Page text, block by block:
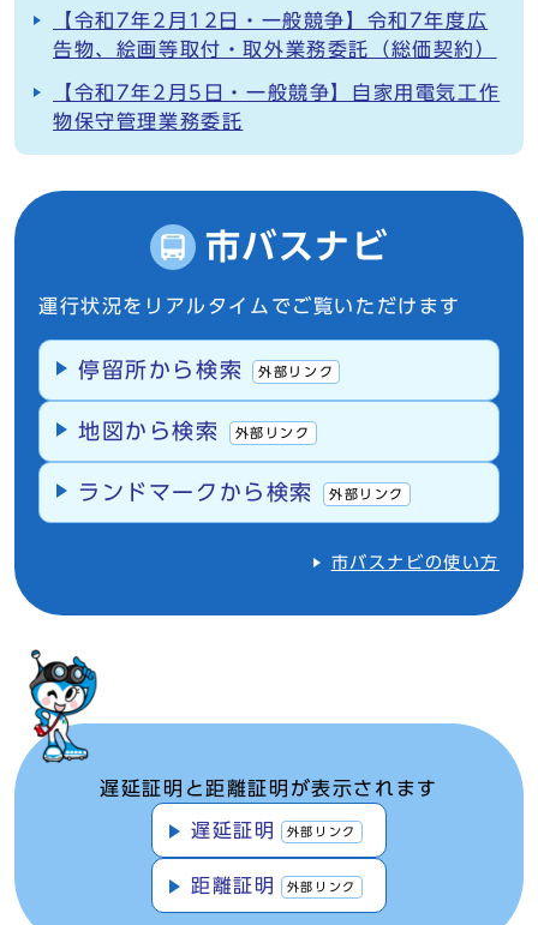
【令和7年2月12日・一般競争】令和7年度広
告物、絵画等取付・取外業務委託（総価契約）
【令和7年2月5日・一般競争】自家用電気工作
物保守管理業務委託
市バスナビ
運行状況をリアルタイムでご覧いただけます
停留所から検索 外部リンク
地図から検索 外部リンク
ランドマークから検索 外部リンク
市バスナビの使い方
遅延証明と距離証明が表示されます
遅延証明 外部リンク
距離証明 外部リンク